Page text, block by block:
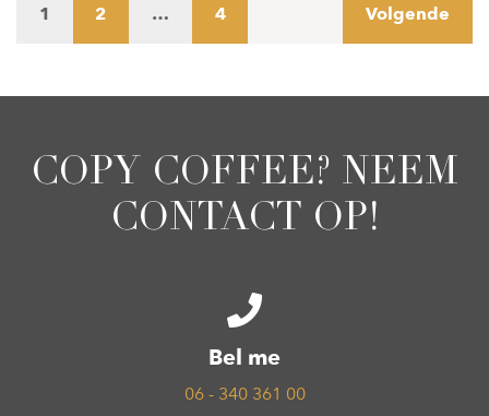
1 2 … 4 Volgende
COPY COFFEE? NEEM
CONTACT OP!
Bel me
06 - 340 361 00